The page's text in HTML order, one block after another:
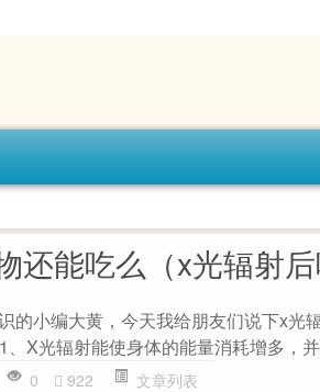
还能吃么（x光辐射后
的小编大黄，今天我给朋友们说下x光
、X光辐射能使身体的能量消耗增多，
0 922 文章列表